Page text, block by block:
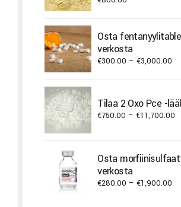
Osta
verkosta
€300.00 – €3,000.00
Tilaa 2 Oxo Pce -
€750.00 – €11,700.00
Osta
verkosta
€280.00 – €1,900.00